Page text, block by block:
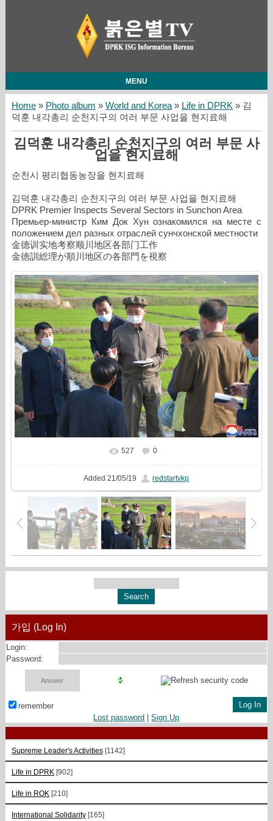
MENU
Home» Photo album » World and Korea» Life in DPRK» 김
덕훈 내각총리 순천지구의 여러 부문 사업을 현지료해
김덕훈 내각총리 순천지구의 여러 부문 사
업을 현지료해
순천시 평리협동농장을 현지료해
김덕훈 내각총리 순천지구의 여러 부문 사업을 현지료해
DPRK Premier Inspects Several Sectors in Sunchon Area
Премьер-министр Ким Док Хун ознакомился на месте с
положением дел разных отраслей сунчхонской местности
金德训实地考察顺川地区各部门工作
金徳訓総理が順川地区の各部門を視察
In real size 1800x1200
527 0
Added 21/05/19 redstartvkp
가입 (Log In)
Login:
Password:
remember
Lost password |Sign Up
Supreme Leader's Activities [1142]
Life in DPRK [902]
Life in ROK [210]
International Solidarity [165]